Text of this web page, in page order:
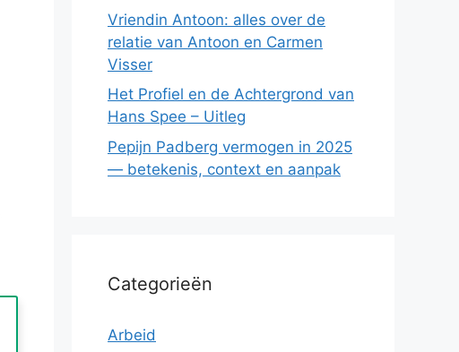
Vriendin Antoon: alles over de
relatie van Antoon en Carmen
Visser
Het Profiel en de Achtergrond van
Hans Spee – Uitleg
Pepijn Padberg vermogen in 2025
— betekenis, context en aanpak
Categorieën
Arbeid